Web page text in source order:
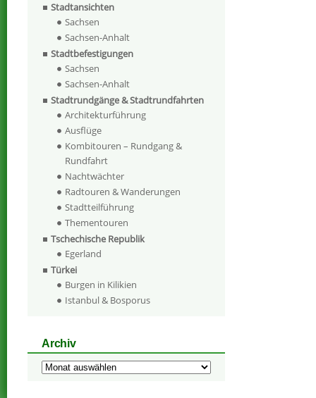
Stadtansichten
Sachsen
Sachsen-Anhalt
Stadtbefestigungen
Sachsen
Sachsen-Anhalt
Stadtrundgänge & Stadtrundfahrten
Architekturführung
Ausflüge
Kombitouren – Rundgang &
Rundfahrt
Nachtwächter
Radtouren & Wanderungen
Stadtteilführung
Thementouren
Tschechische Republik
Egerland
Türkei
Burgen in Kilikien
Istanbul & Bosporus
Archiv
Archiv